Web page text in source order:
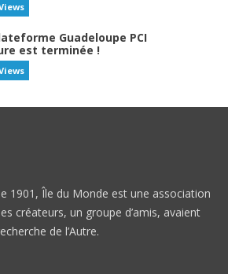
Guadeloupe PCI
est terminée !
1901, Île du Monde est une association
créateurs, un groupe d’amis, avaient
de l’Autre.